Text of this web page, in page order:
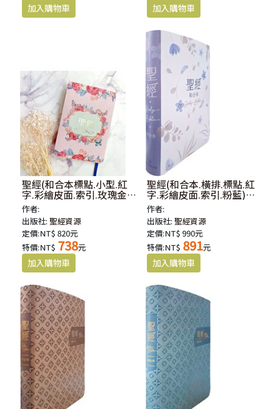
聖經(和合本標點.小型.紅
字.彩繪皮面.索引.玫瑰金)
SR57ATTI4.601
作者:
出版社:聖經資源
定價:NT$ 820元
特價:NT$ 738元
聖經(和合本.橫排.標點.紅
字.彩繪皮面.索引.粉藍)
SR77ATTI4.603
作者:
出版社:聖經資源
定價:NT$ 990元
特價:NT$ 891元